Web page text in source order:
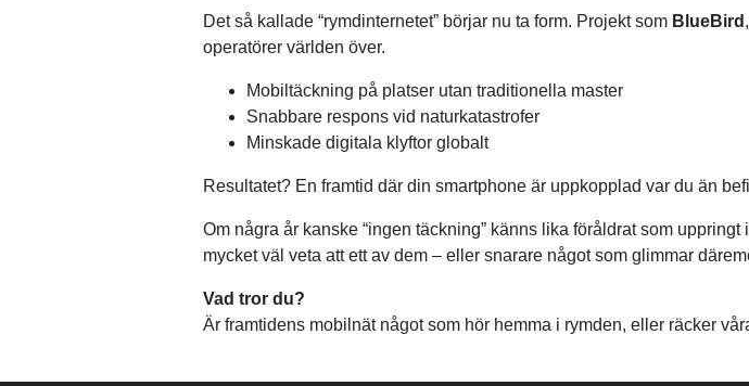
Det så kallade “rymdinternetet” börjar nu ta form. Projekt som BlueBird ,
operatörer världen över.
Mobiltäckning på platser utan traditionella master
Snabbare respons vid naturkatastrofer
Minskade digitala klyftor globalt
Resultatet? En framtid där din smartphone är uppkopplad var du än
Om några år kanske “ingen täckning” känns lika föråldrat som
mycket väl veta att ett av dem – eller snarare något som glimmar
Vad tror du?
Är framtidens mobilnät något som hör hemma i rymden, eller räcker